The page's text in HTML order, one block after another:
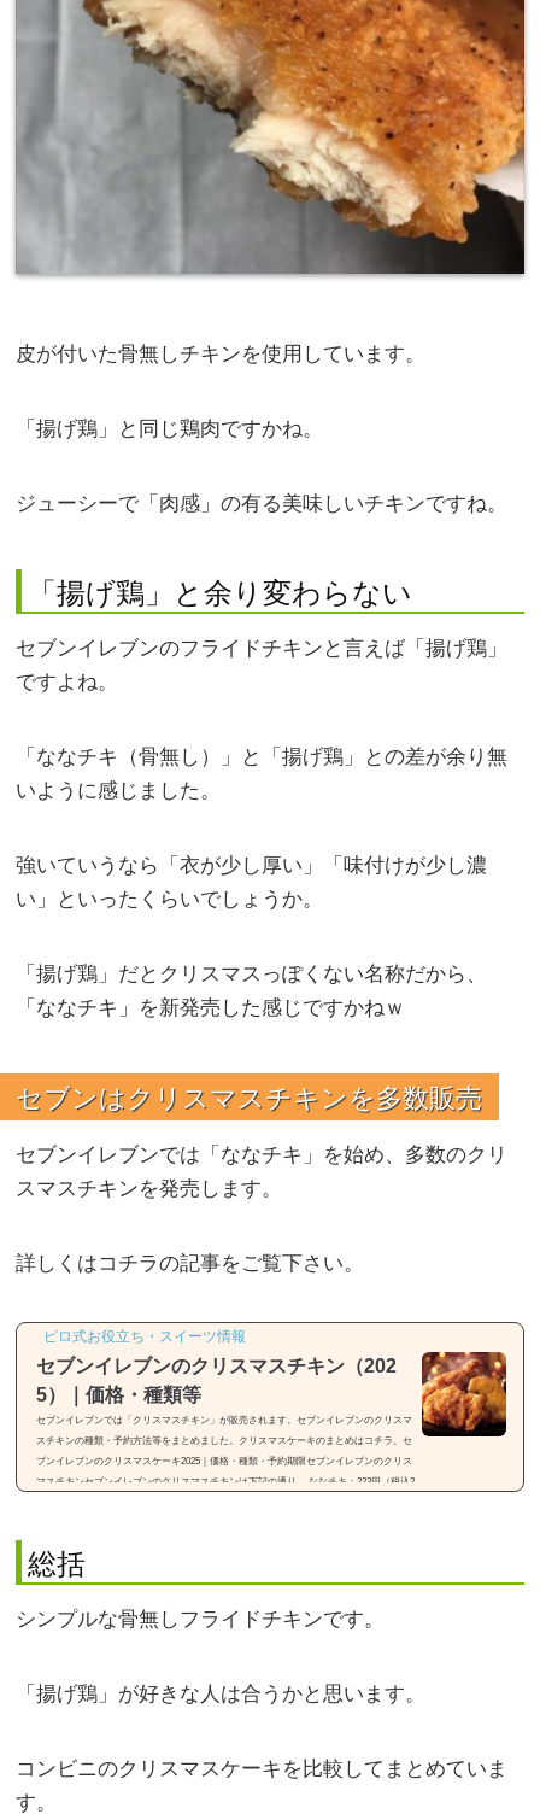
皮が付いた骨無しチキンを使用しています。
「揚げ鶏」と同じ鶏肉ですかね。
ジューシーで「肉感」の有る美味しいチキンですね。
「揚げ鶏」と余り変わらない
セブンイレブンのフライドチキンと言えば「揚げ鶏」
ですよね。
「ななチキ（骨無し）」と「揚げ鶏」との差が余り無
いように感じました。
強いていうなら「衣が少し厚い」「味付けが少し濃
い」といったくらいでしょうか。
「揚げ鶏」だとクリスマスっぽくない名称だから、
「ななチキ」を新発売した感じですかねｗ
セブンはクリスマスチキンを多数販売
セブンイレブンでは「ななチキ」を始め、多数のクリ
スマスチキンを発売します。
詳しくはコチラの記事をご覧下さい。
ピロ式お役立ち・スイーツ情報
セブンイレブンのクリスマスチキン（202
5）｜価格・種類等
セブンイレブンでは「クリスマスチキン」が販売されます。セブンイレブンのクリスマ
スチキンの種類・予約方法等をまとめました。クリスマスケーキのまとめはコチラ。セ
ブンイレブンのクリスマスケーキ2025｜価格・種類・予約期限セブンイレブンのクリス
マスチキンセブンイレブンのクリスマスチキンは下記の通り。 ななチキ：223円（税込2
総括
シンプルな骨無しフライドチキンです。
「揚げ鶏」が好きな人は合うかと思います。
コンビニのクリスマスケーキを比較してまとめていま
す。